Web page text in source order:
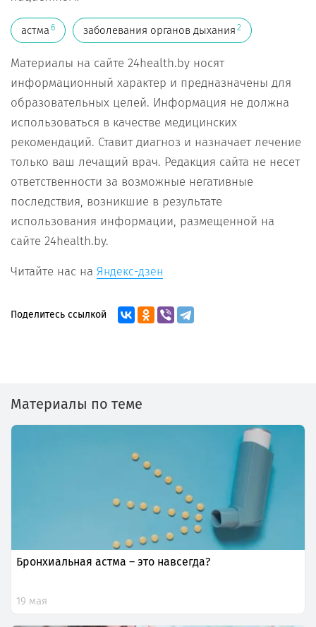
астма 6 заболевания органов дыхания 2
Материалы на сайте 24health.by носят
информационный характер и предназначены для
образовательных целей. Информация не должна
использоваться в качестве медицинских
рекомендаций. Ставит диагноз и назначает лечение
только ваш лечащий врач. Редакция сайта не несет
ответственности за возможные негативные
последствия, возникшие в результате
использования информации, размещенной на
сайте 24health.by.
Читайте нас на Яндекс-дзен
Поделитесь ссылкой
Материалы по теме
Бронхиальная астма – это навсегда?
19 мая